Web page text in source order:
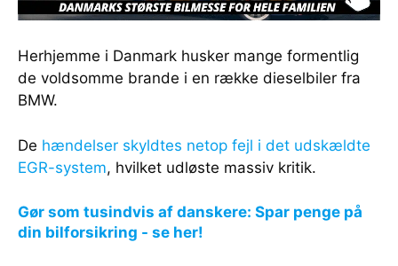
Herhjemme i Danmark husker mange formentlig
de voldsomme brande i en række dieselbiler fra
BMW.
De hændelser skyldtes netop fejl i det udskældte
EGR-system, hvilket udløste massiv kritik.
Gør som tusindvis af danskere: Spar penge på
din bilforsikring - se her!